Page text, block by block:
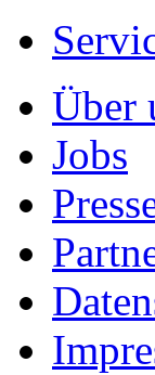
Über
Jobs